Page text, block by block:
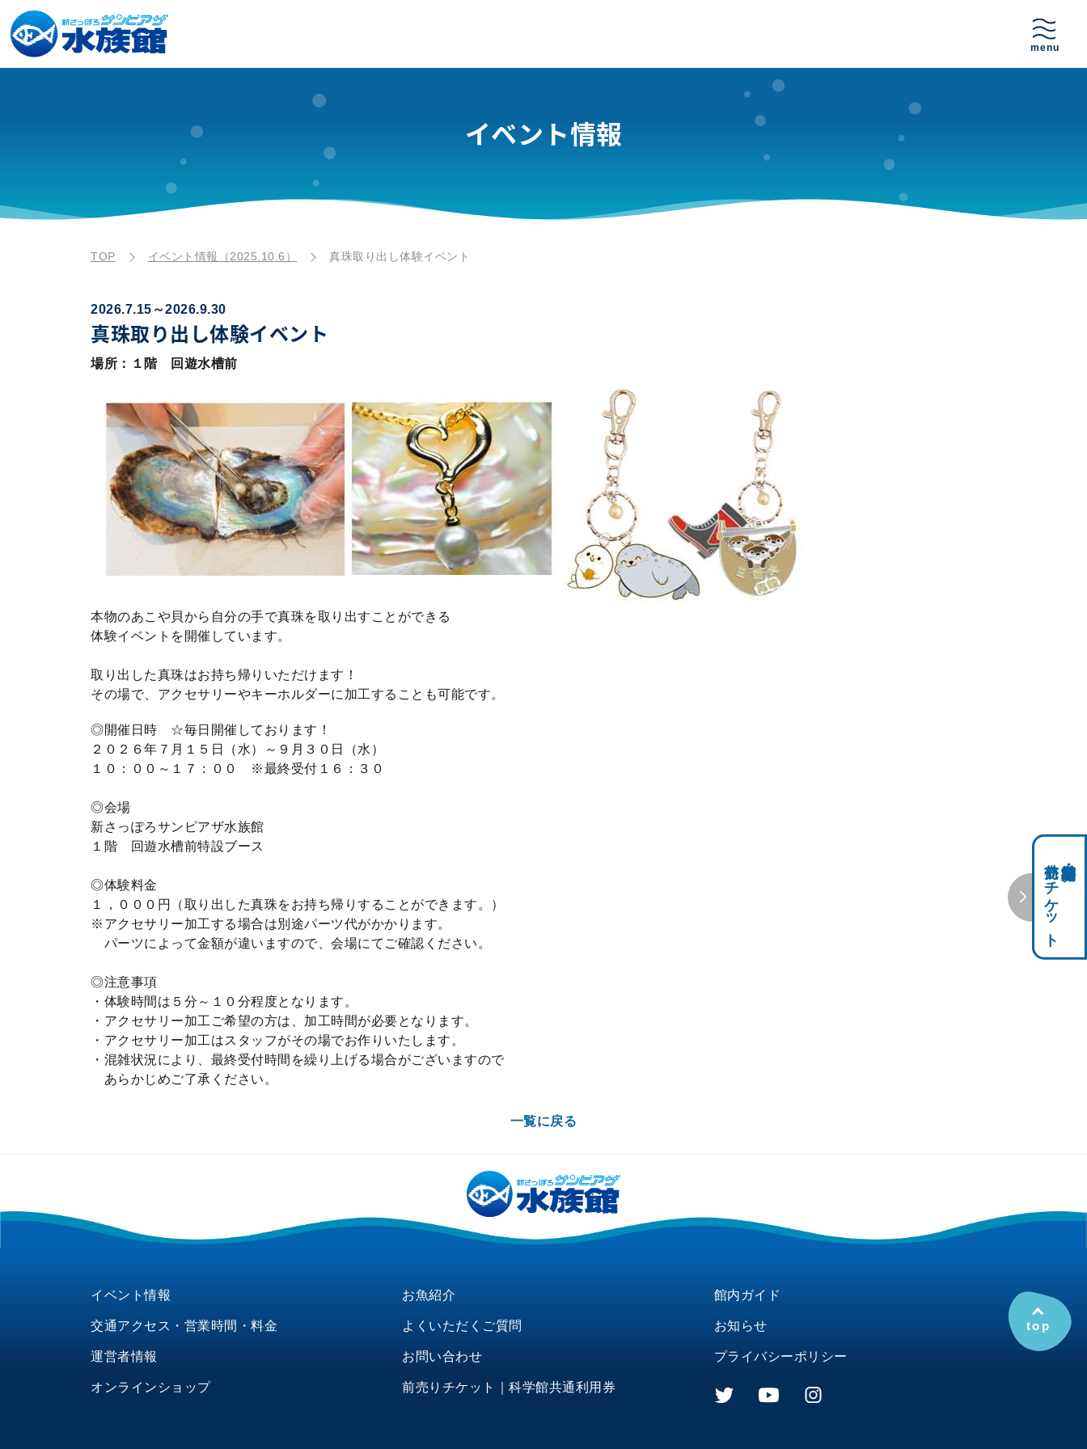
イベント情報
TOP イベント情報（2025.10.6） 真珠取り出し体験イベント
2026.7.15～2026.9.30
真珠取り出し体験イベント
場所：１階 回遊水槽前
本物のあこや貝から自分の手で真珠を取り出すことができる
体験イベントを開催しています。
取り出した真珠はお持ち帰りいただけます！
その場で、アクセサリーやキーホルダーに加工することも可能です。
◎開催日時 ☆毎日開催しております！
２０２６年７月１５日（水）～９月３０日（水）
１０：００～１７：００ ※最終受付１６：３０
◎会場
新さっぽろサンピアザ水族館
１階 回遊水槽前特設ブース
◎体験料金
１，０００円（取り出した真珠をお持ち帰りすることができます。）
※アクセサリー加工する場合は別途パーツ代がかかります。
パーツによって金額が違いますので、会場にてご確認ください。
◎注意事項
・体験時間は５分～１０分程度となります。
・アクセサリー加工ご希望の方は、加工時間が必要となります。
・アクセサリー加工はスタッフがその場でお作りいたします。
・混雑状況により、最終受付時間を繰り上げる場合がございますので
あらかじめご了承ください。
一覧に戻る
前売りチケット
イベント情報 お魚紹介 館内ガイド
交通アクセス・営業時間・料金 よくいただくご質問 お知らせ
運営者情報 お問い合わせ プライバシーポリシー
オンラインショップ 前売りチケット｜科学館共通利用券
top